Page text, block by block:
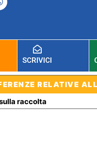
SCRIVICI
raccolta
RELATIVE